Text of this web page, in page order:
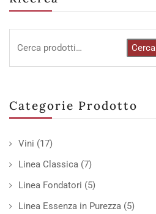
Cerca
Categorie Prodotto
Vini (17)
Linea Classica (7)
Linea Fondatori (5)
Linea Essenza in Purezza (5)